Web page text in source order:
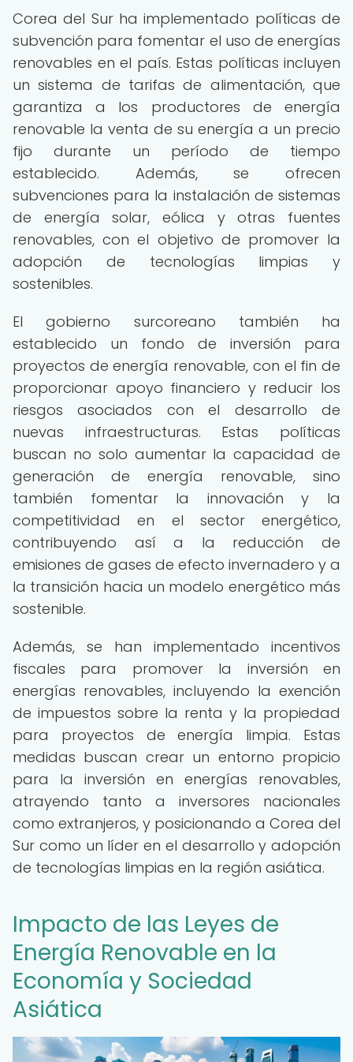
Corea del Sur ha implementado políticas de
subvención para fomentar el uso de energías
renovables en el país. Estas políticas incluyen
un sistema de tarifas de alimentación, que
garantiza a los productores de energía
renovable la venta de su energía a un precio
fijo durante un período de tiempo
establecido. Además, se ofrecen
subvenciones para la instalación de sistemas
de energía solar, eólica y otras fuentes
renovables, con el objetivo de promover la
adopción de tecnologías limpias y
sostenibles.
El gobierno surcoreano también ha
establecido un fondo de inversión para
proyectos de energía renovable, con el fin de
proporcionar apoyo financiero y reducir los
riesgos asociados con el desarrollo de
nuevas infraestructuras. Estas políticas
buscan no solo aumentar la capacidad de
generación de energía renovable, sino
también fomentar la innovación y la
competitividad en el sector energético,
contribuyendo así a la reducción de
emisiones de gases de efecto invernadero y a
la transición hacia un modelo energético más
sostenible.
Además, se han implementado incentivos
fiscales para promover la inversión en
energías renovables, incluyendo la exención
de impuestos sobre la renta y la propiedad
para proyectos de energía limpia. Estas
medidas buscan crear un entorno propicio
para la inversión en energías renovables,
atrayendo tanto a inversores nacionales
como extranjeros, y posicionando a Corea del
Sur como un líder en el desarrollo y adopción
de tecnologías limpias en la región asiática.
Impacto de las Leyes de
Energía Renovable en la
Economía y Sociedad
Asiática